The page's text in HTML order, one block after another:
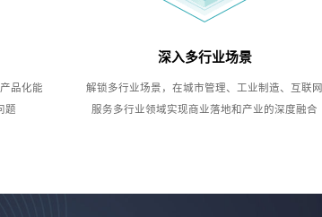
品化能
题
深入多行业场景
解锁多行业场景，在城市管理、工业制造、互联网
服务多行业领域实现商业落地和产业的深度融合